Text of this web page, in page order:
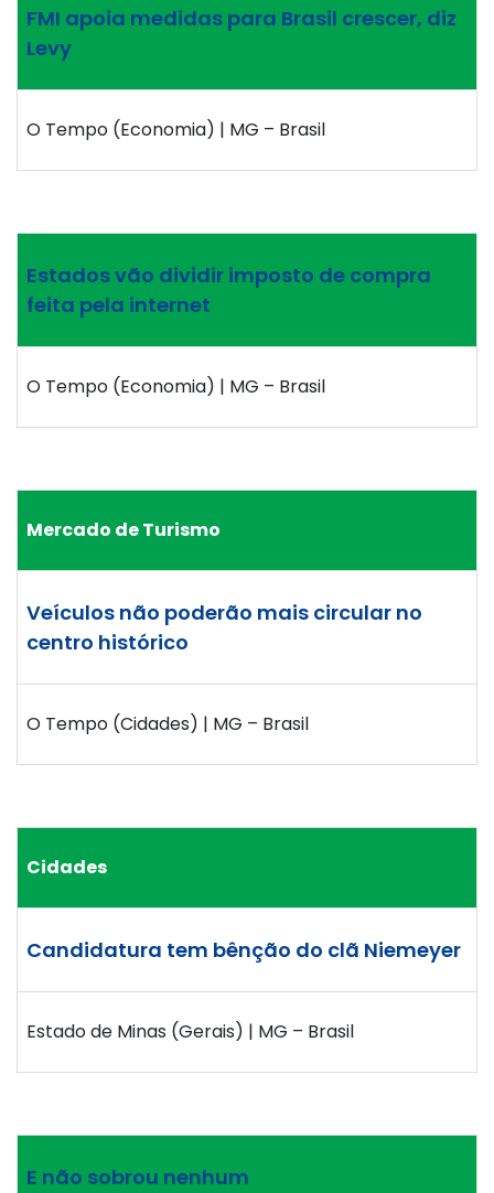
FMI apoia medidas para Brasil crescer, diz
Levy
O Tempo (Economia) | MG – Brasil
Estados vão dividir imposto de compra
feita pela internet
O Tempo (Economia) | MG – Brasil
Mercado de Turismo
Veículos não poderão mais circular no
centro histórico
O Tempo (Cidades) | MG – Brasil
Cidades
Candidatura tem bênção do clã Niemeyer
Estado de Minas (Gerais) | MG – Brasil
E não sobrou nenhum